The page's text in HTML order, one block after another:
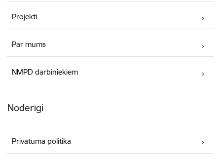
Projekti
Par mums
NMPD darbiniekiem
Noderīgi
Privātuma politika